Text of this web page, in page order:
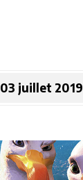
03 juillet 2019